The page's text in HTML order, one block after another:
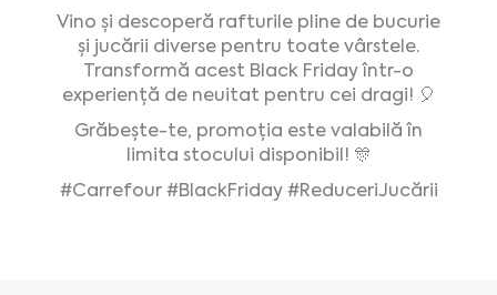
Vino și descoperă rafturile pline de bucurie
și jucării diverse pentru toate vârstele.
Transformă acest Black Friday într-o
experiență de neuitat pentru cei dragi! 🎈
Grăbește-te, promoția este valabilă în
limita stocului disponibil! 🎊
#Carrefour #BlackFriday #ReduceriJucării